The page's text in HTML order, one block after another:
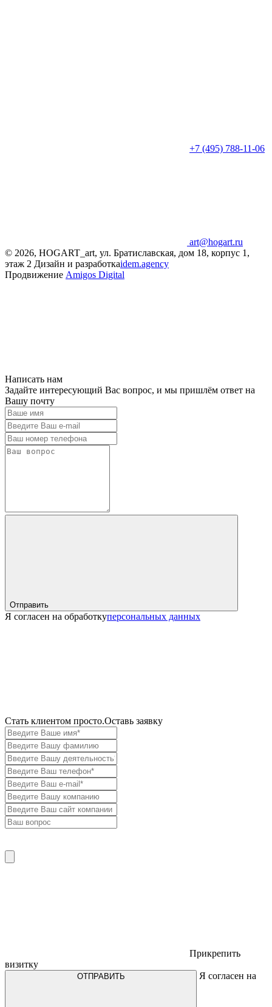
+7 (495) 788-11-06
art@hogart.ru
© 2026, HOGART_art, ул. Братиславская, дом 18, корпус 1,
этаж 2 Дизайн и разработкаidem.agency
Продвижение Amigos Digital
Написать нам
Задайте интересующий Вас вопрос, и мы пришлём ответ на
Вашу почту
Отправить
Я согласен на обработкуперсональных данных
Cтать клиентом просто.Оставь заявку
Прикрепить
визитку
ОТПРАВИТЬ Я согласен на